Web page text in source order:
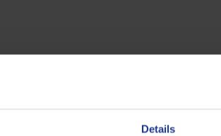
Details